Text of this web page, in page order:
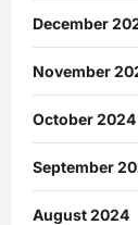
December
November
October 2024
September
August 2024